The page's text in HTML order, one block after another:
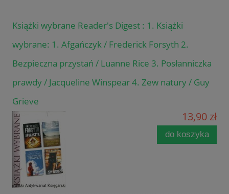
Książki wybrane Reader's Digest : 1. Książki
wybrane: 1. Afgańczyk / Frederick Forsyth 2.
Bezpieczna przystań / Luanne Rice 3. Posłanniczka
prawdy / Jacqueline Winspear 4. Zew natury / Guy
Grieve
13,90 zł
do koszyka